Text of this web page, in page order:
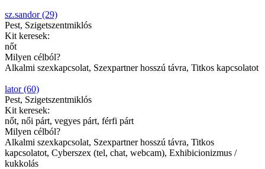
sz.sandor (29)
Pest, Szigetszentmiklós
Kit keresek:
nőt
Milyen célból?
Alkalmi szexkapcsolat, Szexpartner hosszú távra, Titkos kapcsolatot
lator (60)
Pest, Szigetszentmiklós
Kit keresek:
nőt, női párt, vegyes párt, férfi párt
Milyen célból?
Alkalmi szexkapcsolat, Szexpartner hosszú távra, Titkos
kapcsolatot, Cyberszex (tel, chat, webcam), Exhibicionizmus /
kukkolás